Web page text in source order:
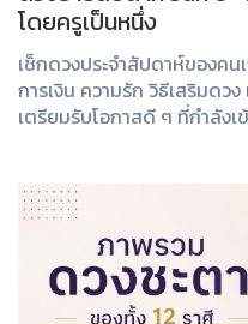
โดยครูเป็นหนึ่ง
เช็กดวงประจำสัปดาห์ของค
การเงิน ความรัก วิธีเสริมดว
เตรียมรับโอกาสดี ๆ ที่กำลังเ